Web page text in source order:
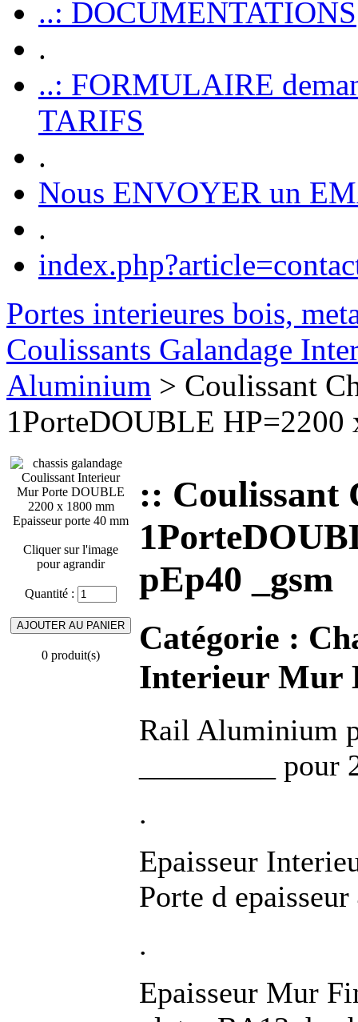
..: DOCUMENTATIONS
.
..: FORMULAIRE
TARIFS
.
Nous ENVOYER un
.
Portes interieures bois,
Coulissants Galandage
Aluminium > Coulissant
1PorteDOUBLE HP=2200
Cliquer sur l'image
pour agrandir
Quantité :
0 produit(s)
:: Coulissant
pEp40 _gsm
Catégorie :
Interieur Mur
Rail Aluminium
_________
.
Epaisseur
Porte d
.
Epaisseur Mur